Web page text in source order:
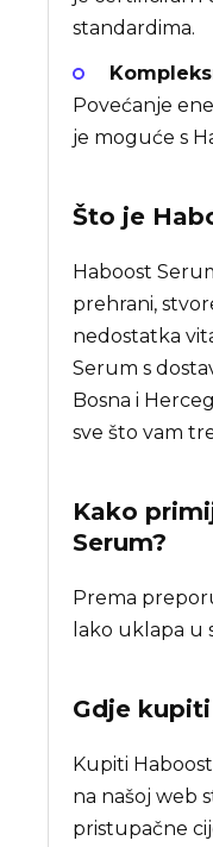
standardima.
Povećanje
je moguće s
Što je
Haboost
prehrani,
nedostatka
Serum s
Bosna i
sve što vam
Kako
Serum?
Prema
lako uklapa u
Gdje kupiti
Kupiti
na našoj web
pristupačne